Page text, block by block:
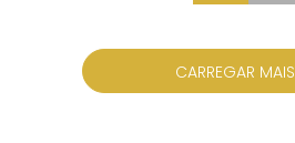
CARREGAR MAIS